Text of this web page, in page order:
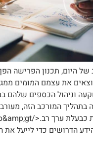
של היום, תכנון הפרישה
את עצמם המומים
וניהול הכספים שלהם
בתהליך המורכב הזה,
הדרושים כדי לייעל את